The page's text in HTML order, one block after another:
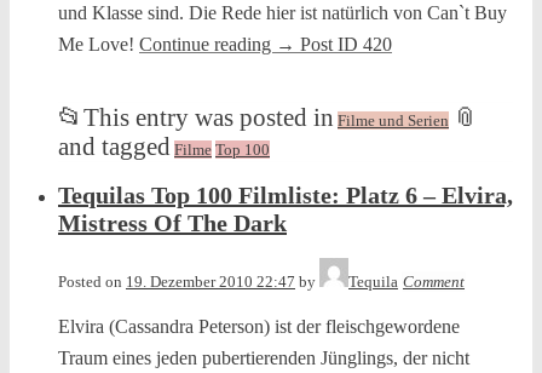
und Klasse sind. Die Rede hier ist natürlich von Can`t Buy
Me Love! Continue reading → Post ID 420
📂 This entry was posted in Filme und Serien 📎
and tagged Filme Top 100
Tequilas Top 100 Filmliste: Platz 6 – Elvira,
Mistress Of The Dark
Posted on 19. Dezember 2010 22:47 by Tequila Comment
Elvira (Cassandra Peterson) ist der fleischgewordene
Traum eines jeden pubertierenden Jünglings, der nicht